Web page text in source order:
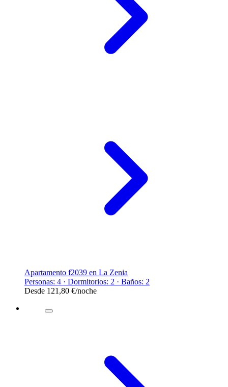
Apartamento f2039 en La Zenia
Personas: 4 · Dormitorios: 2 · Baños: 2
Desde 121,80 €/noche